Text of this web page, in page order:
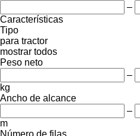
–
Características
Tipo
para tractor
mostrar todos
Peso neto
–
kg
Ancho de alcance
–
m
Número de filas